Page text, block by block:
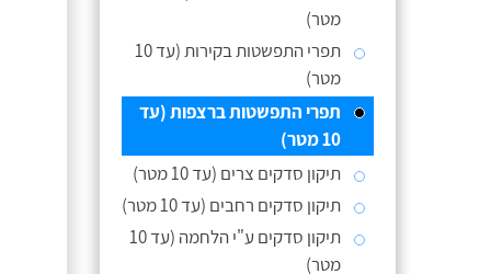
מטר)
תפרי התפשטות בקירות (עד 10
מטר)
תפרי התפשטות ברצפות (עד
10 מטר)
תיקון סדקים צרים (עד 10 מטר)
תיקון סדקים רחבים (עד 10 מטר)
תיקון סדקים ע"י הלחמה (עד 10
מטר)